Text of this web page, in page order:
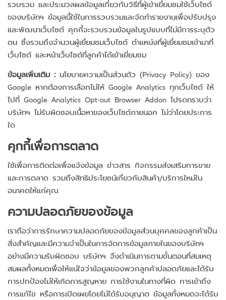
รวบรวม และประมวลผลข้อมูลเกี่ยวกับวิธีที่ผู้เข้าเยี่ยมชมใช้เว็บไซต์
ของบริษัทฯ ข้อมูลนี้ใช้ในการรวบรวมและจัดทำรายงานเพื่อปรับปรุง
และพัฒนาเว็บไซต์ คุกกี้จะรวบรวมข้อมูลในรูปแบบที่ไม่มีการระบุตัว
ตน ซึ่งรวมถึงจำนวนผู้เยี่ยมชมเว็บไซต์ ตำแหน่งที่ผู้เยี่ยมชมเข้ามาที่
เว็บไซต์ และหน้าเว็บไซต์ที่ลูกค้าได้เข้าเยี่ยมชม
ข้อมูลเพิ่มเติม : นโยบายความเป็นส่วนตัว (Privacy Policy) ของ
Google หากต้องการเลือกไม่ให้ Google Analytics ทุกเว็บไซต์ ให้
ไปที่ Google Analytics Opt-out Browser Addon โปรดทราบว่า
บริษัทฯ ไม่รับผิดชอบเนื้อหาของเว็บไซต์ภายนอก ไม่ว่าโดยประการ
ใด
คุกกี้เพื่อการตลาด
ใช้เพื่อการติดต่อเพื่อแจ้งข้อมูล ข่าวสาร กิจกรรมส่งเสริมการขาย
และการตลาด รวมถึงสิทธิประโยชน์เกี่ยวกับสินค้า/บริการใหม่ใน
อนาคตให้แก่คุณ
ความปลอดภัยของข้อมูล
เราถือว่าการรักษาความปลอดภัยของข้อมูลส่วนบุคคลของลูกค้าเป็น
สิ่งสำคัญและมีความจำเป็นในการจัดการข้อมูลภายในของบริษัทฯ
อย่างมีความรับผิดชอบ บริษัทฯ จึงดำเนินการตามขั้นตอนที่สมเหตุ
สมผลทั้งหมดเพื่อให้แน่ใจว่าข้อมูลของพวกลูกค้าปลอดภัยและได้รับ
การปกป้องไม่ให้เกิดการสูญหาย การใช้งานในทางที่ผิด การเข้าถึง
การแก้ไข หรือการเปิดเผยโดยไม่ได้รับอนุญาต ข้อมูลทั้งหมดจะได้รับ